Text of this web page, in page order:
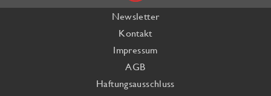
Newsletter
Kontakt
Impressum
AGB
Haftungsausschluss